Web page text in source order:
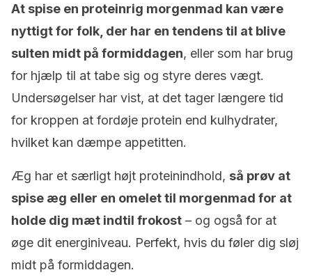
At spise en proteinrig morgenmad kan være
nyttigt for folk, der har en tendens til at blive
sulten midt på formiddagen, eller som har brug
for hjælp til at tabe sig og styre deres vægt.
Undersøgelser har vist, at det tager længere tid
for kroppen at fordøje protein end kulhydrater,
hvilket kan dæmpe appetitten.
Æg har et særligt højt proteinindhold, så prøv at
spise æg eller en omelet til morgenmad for at
holde dig mæt indtil frokost – og også for at
øge dit energiniveau. Perfekt, hvis du føler dig sløj
midt på formiddagen.